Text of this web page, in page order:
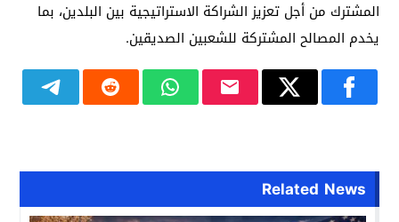
المشترك من أجل تعزيز الشراكة الاستراتيجية بين البلدين، بما
يخدم المصالح المشتركة للشعبين الصديقين.
Related News